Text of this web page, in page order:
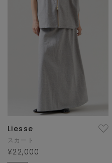
Liesse
スカート
¥22,000